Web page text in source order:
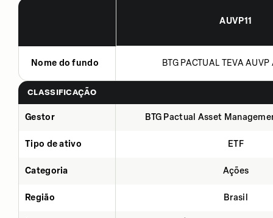
AUVP11
Nome do fundo BTG PACTUAL TEVA
CLASSIFICAÇÃO
Gestor BTG Pactual Asset
Tipo de ativo ETF
Categoria Ações
Região Brasil